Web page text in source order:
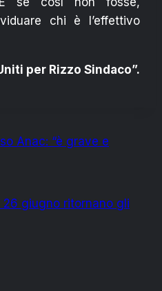
chi è l’effettivo
per Rizzo Sindaco”.
Anac: “è grave e
26 giugno ritornano gli